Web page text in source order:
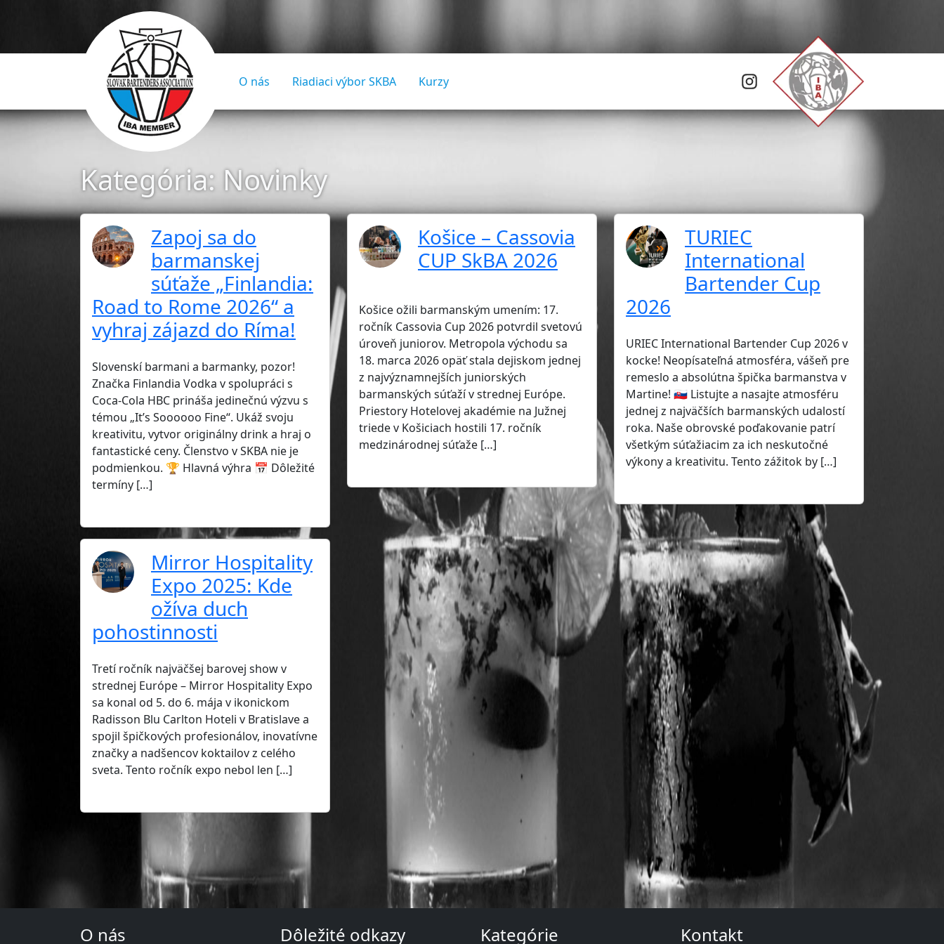
O nás Riadiaci výbor SKBA Kurzy
Kategória: Novinky
Zapoj sa do
barmanskej
súťaže „Finlandia:
Road to Rome 2026“ a
vyhraj zájazd do Ríma!
Slovenskí barmani a barmanky, pozor!
Značka Finlandia Vodka v spolupráci s
Coca-Cola HBC prináša jedinečnú výzvu s
témou „It’s Soooooo Fine“. Ukáž svoju
kreativitu, vytvor originálny drink a hraj o
fantastické ceny. Členstvo v SKBA nie je
podmienkou. 🏆 Hlavná výhra 📅 Dôležité
termíny […]
Košice – Cassovia
CUP SkBA 2026
Košice ožili barmanským umením: 17.
ročník Cassovia Cup 2026 potvrdil svetovú
úroveň juniorov. Metropola východu sa
18. marca 2026 opäť stala dejiskom jednej
z najvýznamnejších juniorských
barmanských súťaží v strednej Európe.
Priestory Hotelovej akadémie na Južnej
triede v Košiciach hostili 17. ročník
medzinárodnej súťaže […]
TURIEC
International
Bartender Cup
2026
URIEC International Bartender Cup 2026 v
kocke! Neopísateľná atmosféra, vášeň pre
remeslo a absolútna špička barmanstva v
Martine! 🇸🇰 Listujte a nasajte atmosféru
jednej z najväčších barmanských udalostí
roka. Naše obrovské poďakovanie patrí
všetkým súťažiacim za ich neskutočné
výkony a kreativitu. Tento zážitok by […]
Mirror Hospitality
Expo 2025: Kde
ožíva duch
pohostinnosti
Tretí ročník najväčšej barovej show v
strednej Európe – Mirror Hospitality Expo
sa konal od 5. do 6. mája v ikonickom
Radisson Blu Carlton Hoteli v Bratislave a
spojil špičkových profesionálov, inovatívne
značky a nadšencov koktailov z celého
sveta. Tento ročník expo nebol len […]
O nás Dôležité odkazy Kategórie Kontakt